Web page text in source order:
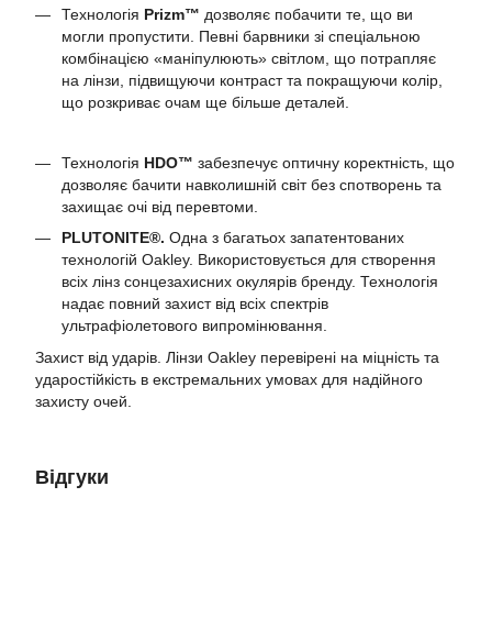
Технологія Prizm™ дозволяє побачити те, що ви
могли пропустити. Певні барвники зі спеціальною
комбінацією «маніпулюють» світлом, що потрапляє
на лінзи, підвищуючи контраст та покращуючи колір,
що розкриває очам ще більше деталей.
Технологія HDO™ забезпечує оптичну коректність, що
дозволяє бачити навколишній світ без спотворень та
захищає очі від перевтоми.
PLUTONITE®. Одна з багатьох запатентованих
технологій Oakley. Використовується для створення
всіх лінз сонцезахисних окулярів бренду. Технологія
надає повний захист від всіх спектрів
ультрафіолетового випромінювання.
Захист від ударів. Лінзи Oakley перевірені на міцність та
ударостійкість в екстремальних умовах для надійного
захисту очей.
Відгуки